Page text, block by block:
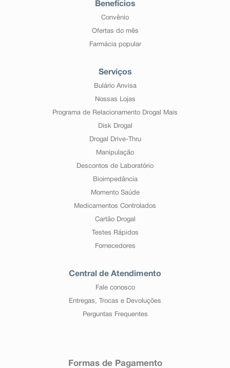
Benefícios
Convênio
Ofertas do mês
Farmácia popular
Serviços
Bulário Anvisa
Nossas Lojas
Programa de Relacionamento Drogal Mais
Disk Drogal
Drogal Drive-Thru
Manipulação
Descontos de Laboratório
Bioimpedância
Momento Saúde
Medicamentos Controlados
Cartão Drogal
Testes Rápidos
Fornecedores
Central de Atendimento
Fale conosco
Entregas, Trocas e Devoluções
Perguntas Frequentes
Formas de Pagamento